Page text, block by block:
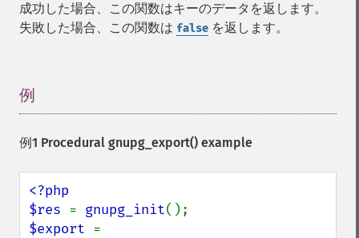
成功した場合、この関数はキーのデータを返します。
失敗した場合、この関数は false を返します。
例
例1 Procedural gnupg_export() example
<?php
$res = gnupg_init
$export